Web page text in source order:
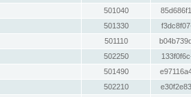
501040
501330
501110
502250
501490
502210